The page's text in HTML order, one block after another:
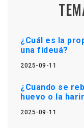
¿Cuál es la
una fideuá?
2025-09-11
¿Cuando se
huevo o la
2025-09-11